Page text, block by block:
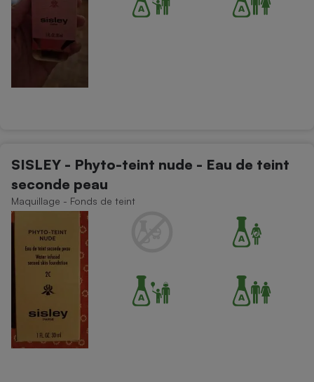
SISLEY - Phyto-teint nude - Eau de teint
seconde peau
Maquillage - Fonds de teint